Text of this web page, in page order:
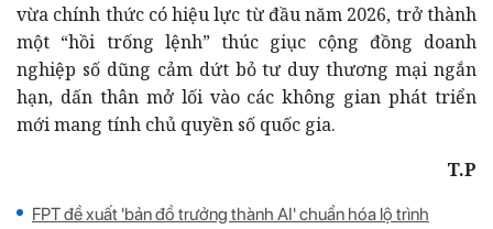
vừa chính thức có hiệu lực từ đầu năm 2026, trở thành
một “hồi trống lệnh” thúc giục cộng đồng doanh
nghiệp số dũng cảm dứt bỏ tư duy thương mại ngắn
hạn, dấn thân mở lối vào các không gian phát triển
mới mang tính chủ quyền số quốc gia.
T.P
FPT đề xuất 'bản đồ trưởng thành AI' chuẩn hóa lộ trình